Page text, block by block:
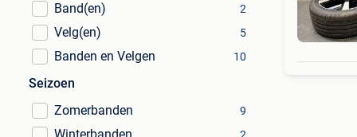
Band(en)
2
Velg(en) 5
Banden en Velgen 10
Seizoen
Zomerbanden
9